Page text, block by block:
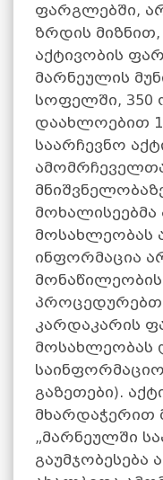
ფარგლებში,
ზრდის
აქტივობის
მარნეულის
სოფელში, 350
დაახლოებით
საარჩევნო
მოსახლეობას
ინფორმაცია
კარდაკარის
მოსახლეობას
გაზეთები).
მხარდაჭერით
„მარნეულში